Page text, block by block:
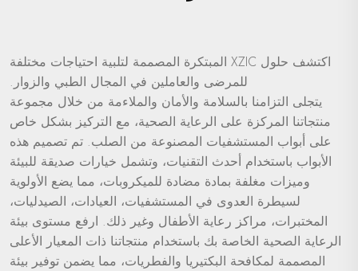
اكتشف حلول XZIC المبتكرة المصممة لتلبية احتياجات مختلفة
للمرضى والعاملين في المجال الطبي والزوار.
يتجلى التزامنا بالسلامة والأمان والملاءمة من خلال مجموعة
منتجاتنا المركزة على الرعاية الصحية، مع التركيز بشكل خاص
على أبواب المستشفيات المصنوعة من الصلب. تم تصميم هذه
الأبواب باستخدام أحدث التقنيات، وتشمل خيارات صديقة للبيئة
وميزات مغلفة بمادة مضادة للميكروبات، مما يضع الأولوية
لسيطرة العدوى في المستشفيات، العيادات، الصيدليات،
المختبرات، مراكز رعاية الأطفال وغير ذلك. ارفع مستوى بيئة
الرعاية الصحية الخاصة بك باستخدام منتجاتنا ذات المعيار الأعلى
المصممة لمكافحة البكتيريا والفطريات، مما يضمن توفير بيئة